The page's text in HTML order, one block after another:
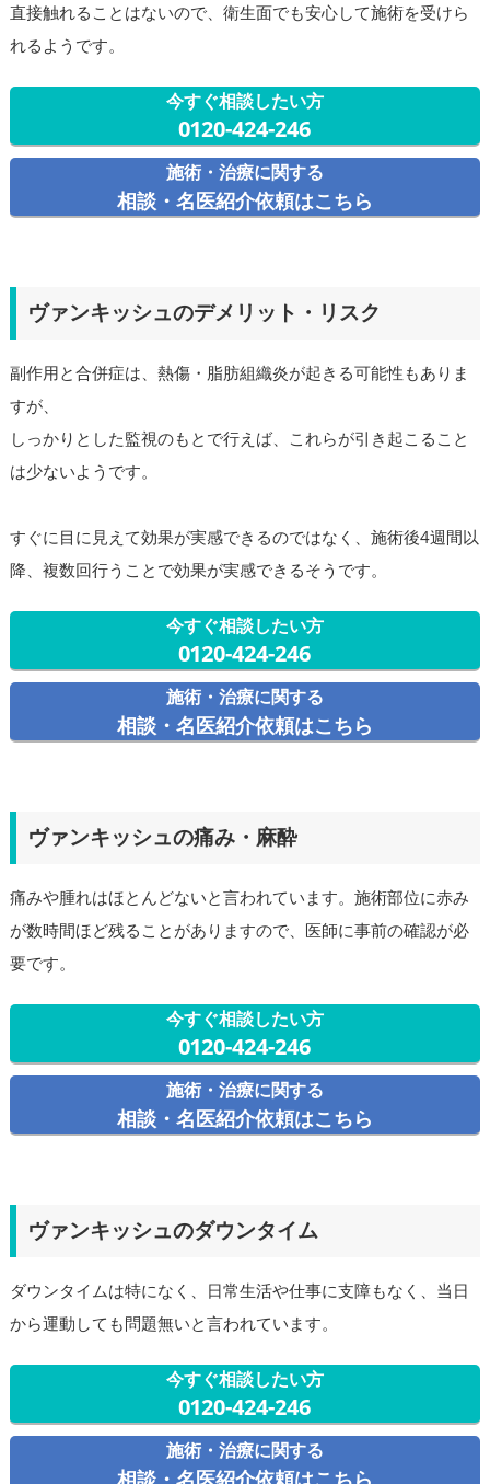
直接触れることはないので、衛生面でも安心して施術を受けら
れるようです。
今すぐ相談したい方
0120-424-246
施術・治療に関する
相談・名医紹介依頼はこちら
ヴァンキッシュのデメリット・リスク
副作用と合併症は、熱傷・脂肪組織炎が起きる可能性もありま
すが、
しっかりとした監視のもとで行えば、これらが引き起こること
は少ないようです。
すぐに目に見えて効果が実感できるのではなく、施術後4週間以
降、複数回行うことで効果が実感できるそうです。
今すぐ相談したい方
0120-424-246
施術・治療に関する
相談・名医紹介依頼はこちら
ヴァンキッシュの痛み・麻酔
痛みや腫れはほとんどないと言われています。施術部位に赤み
が数時間ほど残ることがありますので、医師に事前の確認が必
要です。
今すぐ相談したい方
0120-424-246
施術・治療に関する
相談・名医紹介依頼はこちら
ヴァンキッシュのダウンタイム
ダウンタイムは特になく、日常生活や仕事に支障もなく、当日
から運動しても問題無いと言われています。
今すぐ相談したい方
0120-424-246
施術・治療に関する